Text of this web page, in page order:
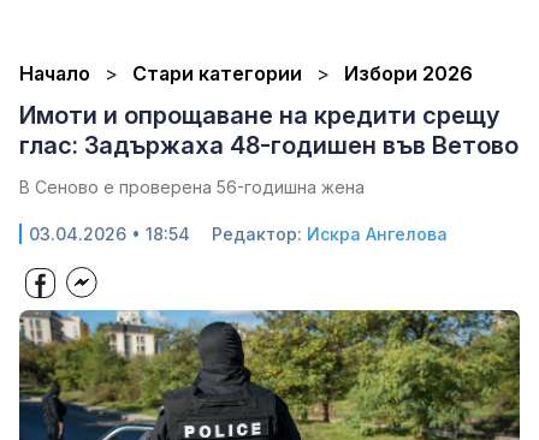
Начало Стари категории Избори 2026
Имоти и опрощаване на кредити срещу
глас: Задържаха 48-годишен във Ветово
В Сеново е проверена 56-годишна жена
03.04.2026 • 18:54 Редактор: Искра Ангелова